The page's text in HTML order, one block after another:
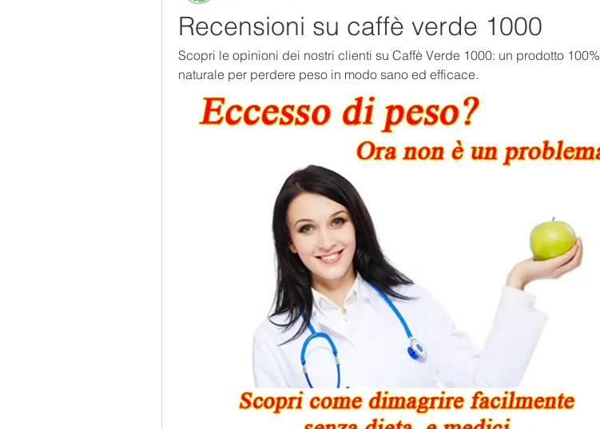
Recensioni su caffè verde 1000
Scopri le opinioni dei nostri clienti su Caffè Verde 1000: un prodotto 100%
naturale per perdere peso in modo sano ed efficace.